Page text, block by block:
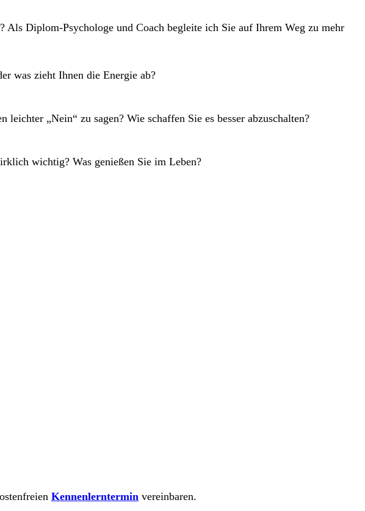
Diplom-Psychologe und Coach begleite ich Sie auf Ihrem Weg zu mehr
was zieht Ihnen die Energie ab?
„Nein“ zu sagen? Wie schaffen Sie es besser abzuschalten?
wichtig? Was genießen Sie im Leben?
Kennenlerntermin vereinbaren.